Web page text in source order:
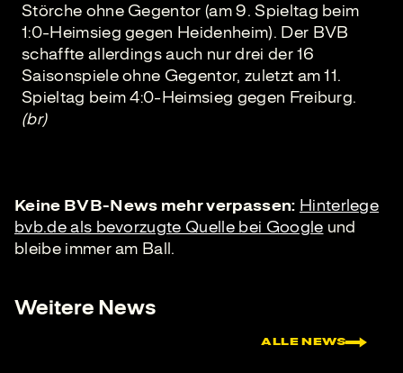
Störche ohne Gegentor (am 9. Spieltag beim
1:0-Heimsieg gegen Heidenheim). Der BVB
schaffte allerdings auch nur drei der 16
Saisonspiele ohne Gegentor, zuletzt am 11.
Spieltag beim 4:0-Heimsieg gegen Freiburg.
(br)
Keine BVB-News mehr verpassen: Hinterlege
bvb.de als bevorzugte Quelle bei Google und
bleibe immer am Ball.
Weitere News
ALLE NEWS